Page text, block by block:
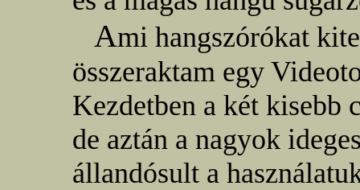
Ami hangszórókat
összeraktam egy
Kezdetben a két kisebb
de aztán a nagyok
állandósult a